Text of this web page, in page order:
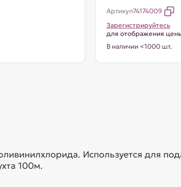
Артикул74174009
Зарегистрируйтесь
для отображения
В наличии <1000 шт.
Используется для
100м.